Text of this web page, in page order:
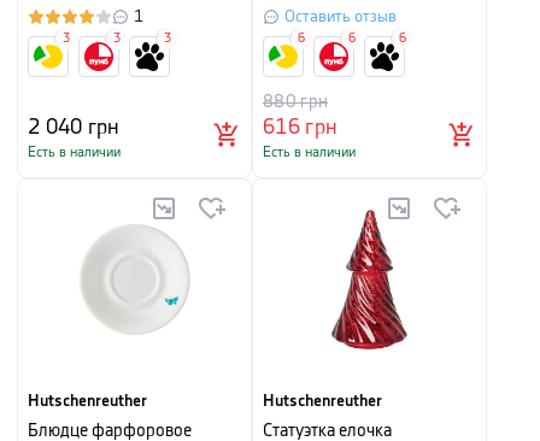
объем 0,22 л, прозрачный
с рисунком
1
2 040 грн
Есть в наличии
3 3 3
белый с рисунком
Оставить отзыв
616грн
880грн
Есть в наличии
6 6 6
Hutschenreuther
Блюдце фарфоровое
Hutschenreuther
Cтатуэтка елочка